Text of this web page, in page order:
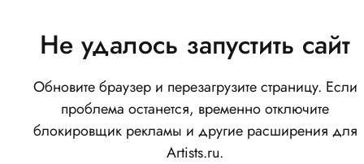
Не удалось запустить сайт
Обновите браузер и перезагрузите страницу. Если
проблема останется, временно отключите
блокировщик рекламы и другие расширения для
Artists.ru.